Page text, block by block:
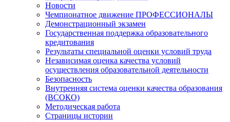
Новости
Чемпионатное движение ПРОФЕССИОНАЛЫ
Демонстрационный экзамен
Государственная поддержка образовательного
кредитования
Результаты специальной оценки условий труда
Независимая оценка качества условий
осуществления образовательной деятельности
Безопасность
Внутренняя система оценки качества образования
(ВСОКО)
Методическая работа
Страницы истории